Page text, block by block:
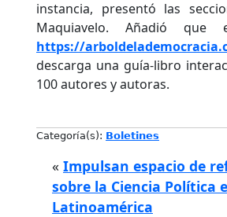
instancia, presentó las
Maquiavelo. Añadió
https://
descarga una guía-libro
100 autores y autoras.
Categoría(s): Boletines
« Impulsan espacio de
sobre la Ciencia Política
Latinoamérica